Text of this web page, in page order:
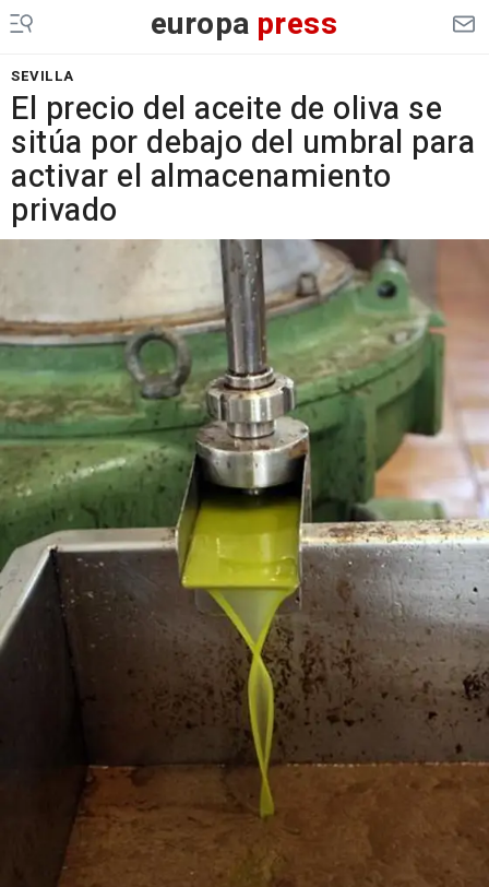
europa press
SEVILLA
El precio del aceite de oliva se
sitúa por debajo del umbral para
activar el almacenamiento
privado